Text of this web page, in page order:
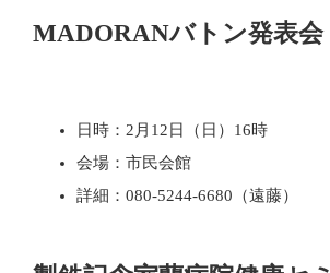
MADORANバトン発表会
日時：2月12日（日）16時
会場：市民会館
詳細：080-5244-6680（遠藤）